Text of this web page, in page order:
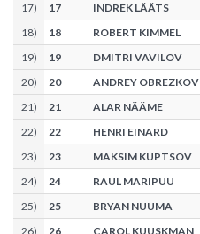
17) 17
INDREK LÄÄTS
18) 18
ROBERT KIMMEL
19) 19
DMITRI VAVILOV
20) 20
ANDREY OBREZKOV
21) 21
ALAR NÄÄME
22) 22
HENRI EINARD
23) 23
MAKSIM KUPTSOV
24) 24
RAUL MARIPUU
25) 25
BRYAN NUUMA
26) 26
CAROL KUUSKMAN